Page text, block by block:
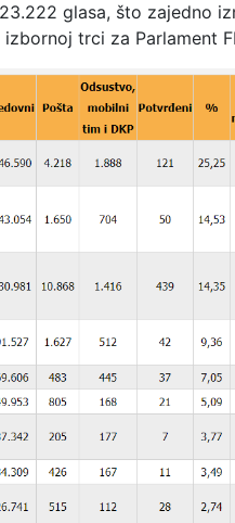
glasa, što zajedno
trci za Parlament